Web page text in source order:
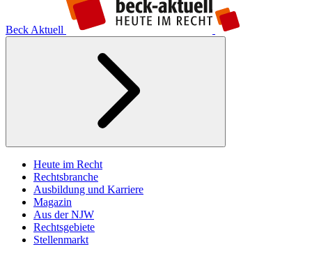
Beck Aktuell
Heute im Recht
Rechtsbranche
Ausbildung und Karriere
Magazin
Aus der NJW
Rechtsgebiete
Stellenmarkt